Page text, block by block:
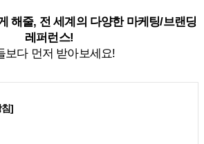
해줄, 전 세계의 다양한 마케팅/브랜딩
레퍼런스!
보다 먼저 받아보세요!
]